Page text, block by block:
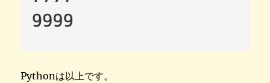
Pythonは以上です。